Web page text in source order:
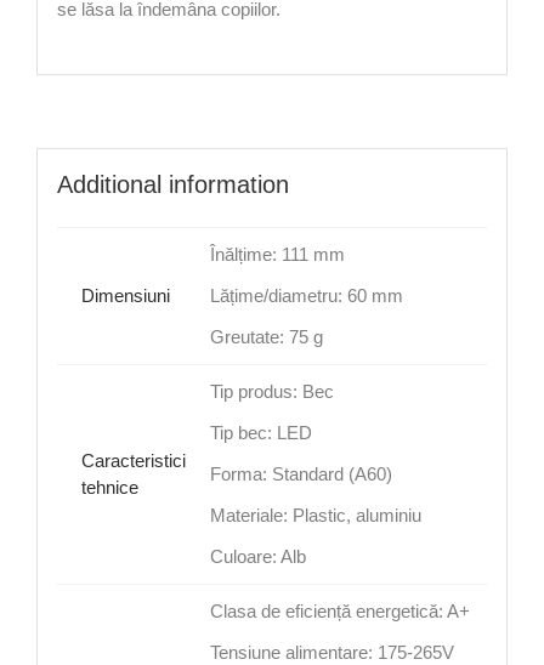
se lăsa la îndemâna copiilor.
Additional information
Dimensiuni
Înălțime: 111 mm
Lățime/diametru: 60 mm
Greutate: 75 g
Caracteristici
tehnice
Tip produs: Bec
Tip bec: LED
Forma: Standard (A60)
Materiale: Plastic, aluminiu
Culoare: Alb
Clasa de eficiență energetică: A+
Tensiune alimentare: 175-265V